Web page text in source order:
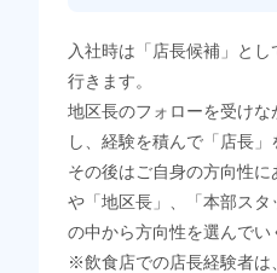
入社時は「店長候補」と
行きます。
地区長のフォローを受け
し、経験を積んで「店長」
その後はご自身の方向性に
や「地区長」、「本部ス
の中から方向性を選んでい
※飲食店での店長経験者は